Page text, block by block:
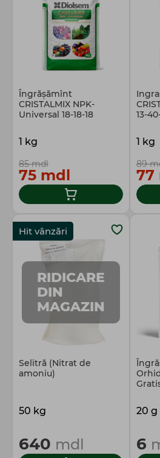
Totul pentru gospodărie
Îngrășămînt
CRISTALMIX NPK-
Universal 18-18-18
1 kg
85 mdl
75 mdl
13-
1 kg
89
77
Hit vânzări
RIDICARE
DIN
MAGAZIN
Selitră (Nitrat de
amoniu)
50 kg
640 mdl
20 g
6